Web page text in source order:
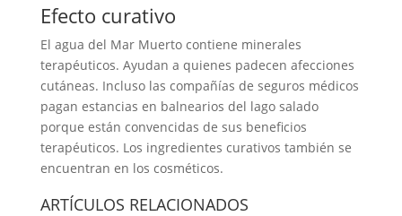
Efecto curativo
El agua del Mar Muerto contiene minerales
terapéuticos. Ayudan a quienes padecen afecciones
cutáneas. Incluso las compañías de seguros médicos
pagan estancias en balnearios del lago salado
porque están convencidas de sus beneficios
terapéuticos. Los ingredientes curativos también se
encuentran en los cosméticos.
ARTÍCULOS RELACIONADOS